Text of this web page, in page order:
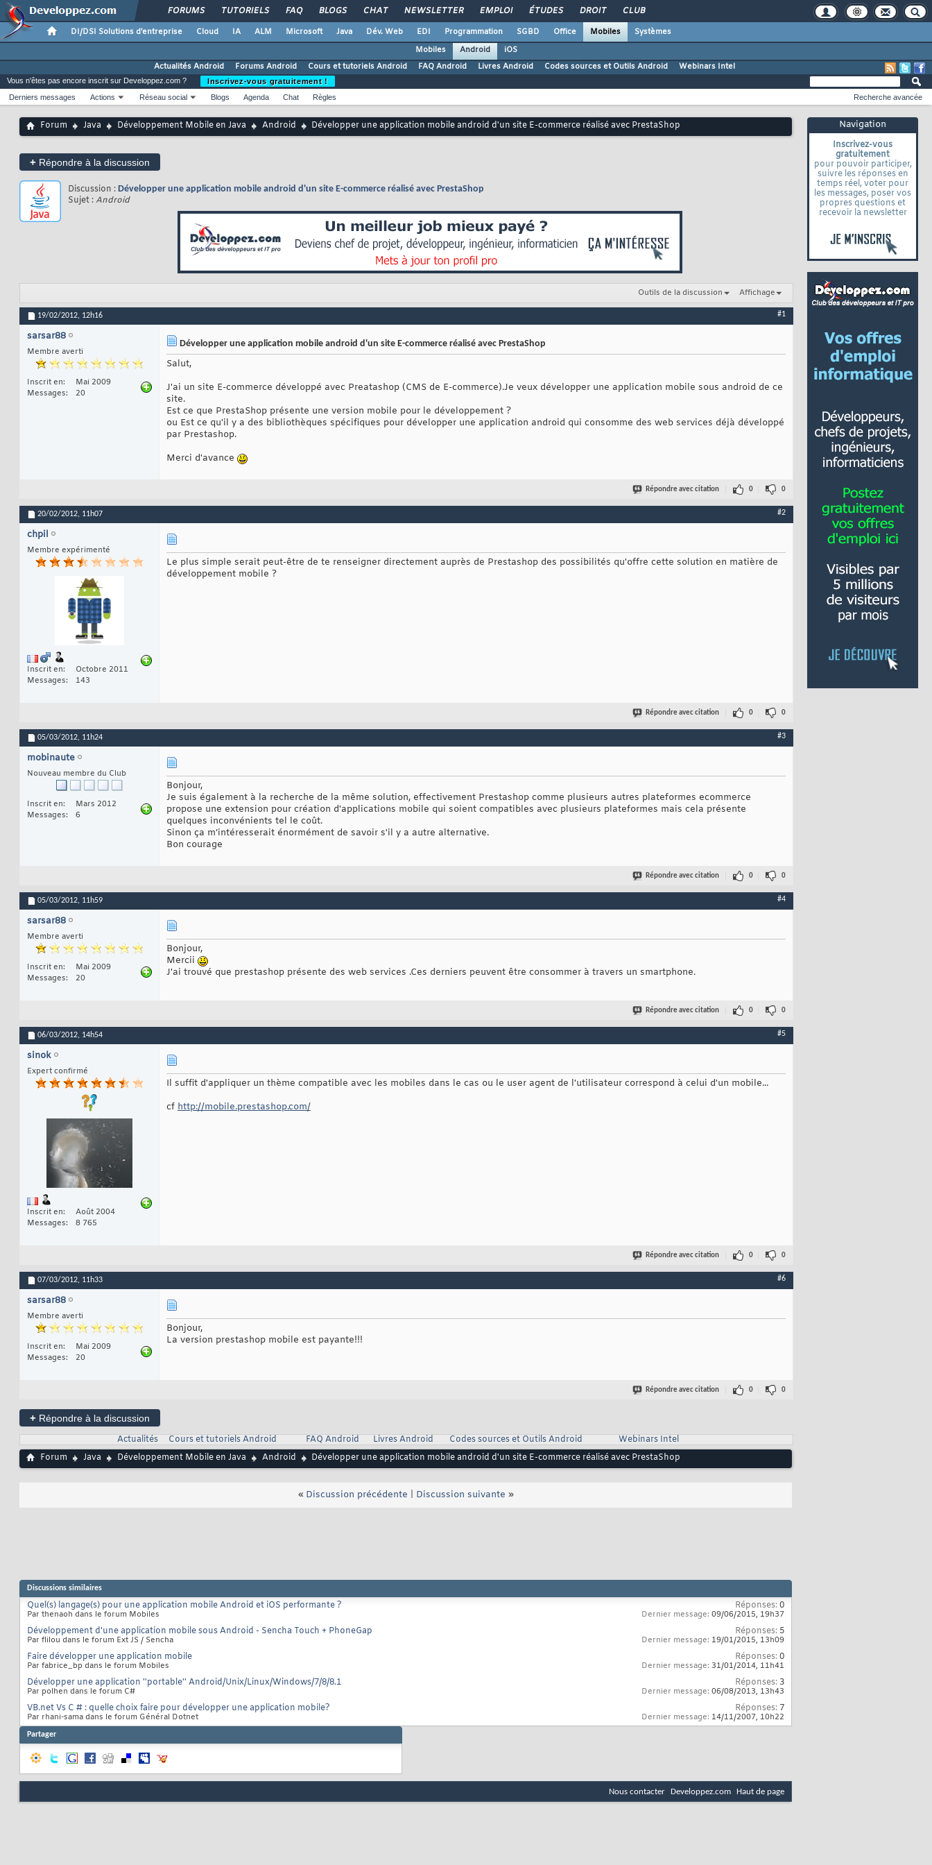
FORUMS TUTORIELS FAQ BLOGS CHAT NEWSLETTER EMPLOI ÉTUDES DROIT CLUB
DI/DSI Solutions d'entreprise Cloud IA ALM Microsoft Java Dév. Web EDI Programmation SGBD Office Mobiles
Systèmes
Mobiles
Android
iOS
Actualités Android
Forums Android Cours et tutoriels Android FAQ Android Livres Android Codes sources et Outils Android Webinars Intel
Navigation
Inscrivez-vous
gratuitement
pour pouvoir participer,
suivre les réponses en
temps réel, voter pour
les messages, poser vos
propres questions et
recevoir la newsletter
Vous n'êtes pas encore inscrit sur Developpez.com ?
Inscrivez-vous gratuitement !
Derniers messages
Actions Réseau social Blogs Agenda Chat Règles Recherche avancée
Forum Java Développement Mobile en Java Android Développer une application mobile android d'un site E-commerce réalisé avec PrestaShop
+ Répondre à la discussion
Discussion : Développer une application mobile android d'un site E-commerce réalisé avec PrestaShop
Sujet :Android
Outils de la discussion Affichage
19/02/2012, 12h16 #1
sarsar88
Membre averti
Inscrit en
Mai 2009
Messages
20
Développer une application mobile android d'un site E-commerce réalisé avec PrestaShop
Salut,
J'ai un site E-commerce développé avec Preatashop (CMS de E-commerce).Je veux développer une application mobile sous android de ce
site.
Est ce que PrestaShop présente une version mobile pour le développement ?
ou Est ce qu'il y a des bibliothèques spécifiques pour développer une application android qui consomme des web services déjà développé
par Prestashop.
Merci d'avance
Répondre avec citation 0 0
20/02/2012, 11h07 #2
chpil
Membre expérimenté
Inscrit en
Octobre 2011
Messages
143
Le plus simple serait peut-être de te renseigner directement auprès de Prestashop des possibilités qu'offre cette solution en matière de
développement mobile ?
Répondre avec citation 0 0
05/03/2012, 11h24 #3
mobinaute
Nouveau membre du Club
Inscrit en
Mars 2012
Messages
6
Bonjour,
Je suis également à la recherche de la même solution, effectivement Prestashop comme plusieurs autres plateformes ecommerce
propose une extension pour création d'applications mobile qui soient compatibles avec plusieurs plateformes mais cela présente
quelques inconvénients tel le coût.
Sinon ça m’intéresserait énormément de savoir s'il y a autre alternative.
Bon courage
Répondre avec citation 0 0
05/03/2012, 11h59 #4
sarsar88
Membre averti
Inscrit en
Mai 2009
Messages
20
Bonjour,
Mercii
J'ai trouvé que prestashop présente des web services .Ces derniers peuvent être consommer à travers un smartphone.
Répondre avec citation 0 0
06/03/2012, 14h54 #5
sinok
Expert confirmé
Inscrit en
Août 2004
Messages
8 765
Il suffit d'appliquer un thème compatible avec les mobiles dans le cas ou le user agent de l'utilisateur correspond à celui d'un mobile...
cf http://mobile.prestashop.com/
Répondre avec citation 0 0
07/03/2012, 11h33 #6
sarsar88
Membre averti
Inscrit en
Mai 2009
Messages
20
Bonjour,
La version prestashop mobile est payante!!!
Répondre avec citation 0 0
+ Répondre à la discussion
Actualités
Cours et tutoriels Android FAQ Android Livres Android Codes sources et Outils Android
Webinars Intel
Forum
Java Développement Mobile en Java Android Développer une application mobile android d'un site E-commerce réalisé avec PrestaShop
« Discussion précédente Discussion suivante »
Discussions similaires
Quel(s) langage(s) pour une application mobile Android et iOS performante ?
Par thenaoh dans le forum Mobiles
Réponses:0
Dernier message: 09/06/2015, 19h37
Développement d'une application mobile sous Android - Sencha Touch + PhoneGap
Par flilou dans le forum Ext JS / Sencha
Réponses: 5
Dernier message: 19/01/2015, 13h09
Faire développer une application mobile
Par fabrice_bp dans le forum Mobiles
Réponses:0
Dernier message: 31/01/2014, 11h41
Développer une application ''portable'' Android/Unix/Linux/Windows/7/8/8.1
Par polhen dans le forum C#
Réponses: 3
Dernier message: 06/08/2013, 13h43
VB.net Vs C # : quelle choix faire pour développer une application mobile?
Par rhani-sama dans le forum Général Dotnet
Réponses: 7
Dernier message: 14/11/2007, 10h22
Partager
Nous contacter Developpez.com Haut de page